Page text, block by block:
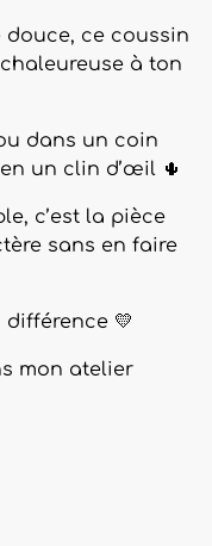
ce coussin
à ton
dans un coin
un clin d’œil 🌵
c’est la pièce
sans en faire
💛
mon atelier